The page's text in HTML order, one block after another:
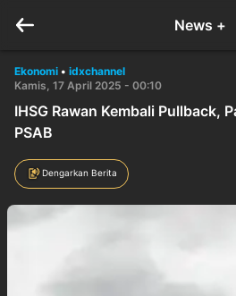
News +
Ekonomi • idxchannel
Kamis, 17 April 2025 - 00:10
IHSG Rawan Kembali Pullback,
PSAB
Dengarkan Berita